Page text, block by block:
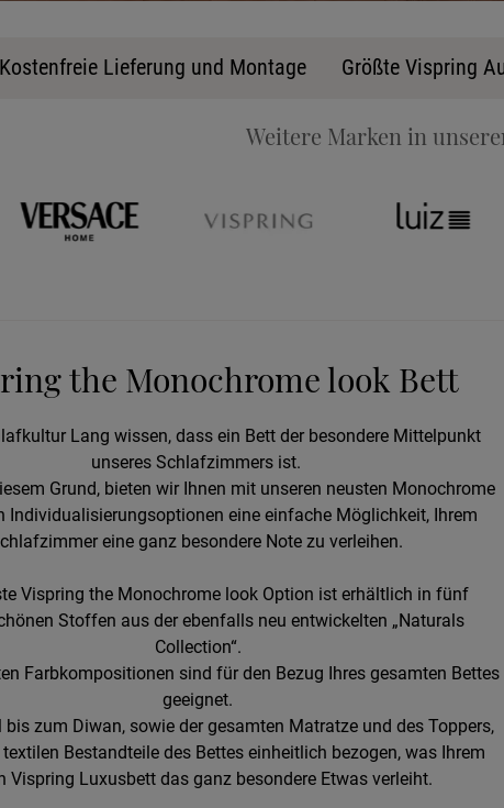
Kostenfreie Lieferung und Montage Größte Vispring
Weitere Marken in
the Monochrome look Bett
Lang wissen, dass ein Bett der besondere Mittelpunkt
unseres Schlafzimmers ist.
Grund, bieten wir Ihnen mit unseren neusten Monochrome
Individualisierungsoptionen eine einfache Möglichkeit, Ihrem
eine ganz besondere Note zu verleihen.
Vispring the Monochrome look Option ist erhältlich in fünf
Stoffen aus der ebenfalls neu entwickelten „Naturals
Collection“.
Farbkompositionen sind für den Bezug Ihres gesamten Bettes
geeignet.
zum Diwan, sowie der gesamten Matratze und des Toppers,
Bestandteile des Bettes einheitlich bezogen, was Ihrem
Vispring Luxusbett das ganz besondere Etwas verleiht.